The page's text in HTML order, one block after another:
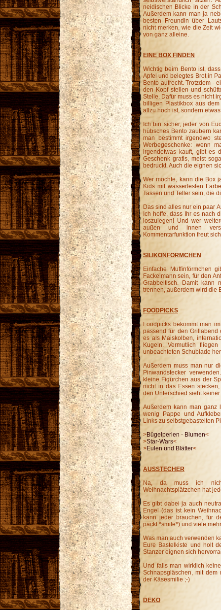
neidischen Blicke in der
Außerdem kann man ja
besten Freundin über
nicht merken, wie die Zeit
von ganz alleine.
EINE BOX FINDEN
Wichtig beim Bento ist,
Apfel und belegtes Brot in
Bento aufrecht. Trotzdem -
den Kopf stellen und
Stelle. Dafür muss es nicht
billigen Plastikbox aus
allzu hoch ist, sondern
Ich bin sicher, jeder von
hübsches Bento zaubern
man bestimmt irgendwo
Werbegeschenke: wenn
irgendetwas kauft, gibt es
Geschenk gratis, meist
bedruckt. Auch die eignen
Wer möchte, kann die Box
Kids mit wasserfesten
Tassen und Teller sein, die
Das sind alles nur ein paar
Ich hoffe, dass Ihr es nach
loszulegen! Und wer
außen und innen
Kommentarfunktion freut
SILIKONFÖRMCHEN
Einfache Muffinförmchen
Fackelmann sein, für den
Grabbeltisch. Damit kann
trennen, außerdem wird die
FOODPICKS
Foodpicks bekommt man
passend für den Grillabend
es als Maiskolben,
Kugeln. Vermutlich
unbeachteten Schublade
Außerdem muss man nur
Pinwandstecker
kleine Figürchen aus der
nicht in das Essen
den Unterschied sieht keiner
Außerdem kann man ganz
wenig Pappe und
Links zu selbstgebastelten
>Bügelperlen - Blumen<
>Star-Wars<
>Eulen und Blätter<
AUSSTECHER
Na, da muss ich
Weihnachtsplätzchen hat
Es gibt dabei ja auch
Engel (das ist kein
kann jeder brauchen, für
packt *smile*) und viele
Was man auch verwenden
Eure Bastelkiste und holt
Stanzer eignen sich
Und falls man wirklich
Schnapsgläschen, mit dem
der Käsesmilie ;-)
DEKO